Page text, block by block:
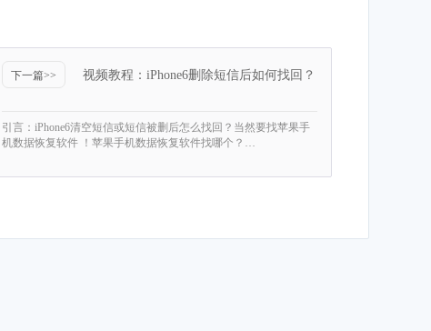
下一篇>> 视频教程：iPhone6删除短信后如何找回？
引言：iPhone6清空短信或短信被删后怎么找回？当然要找苹果手
机数据恢复软件 ！苹果手机数据恢复软件找哪个？…